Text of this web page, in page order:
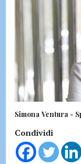
Simona Ventura -
Condividi